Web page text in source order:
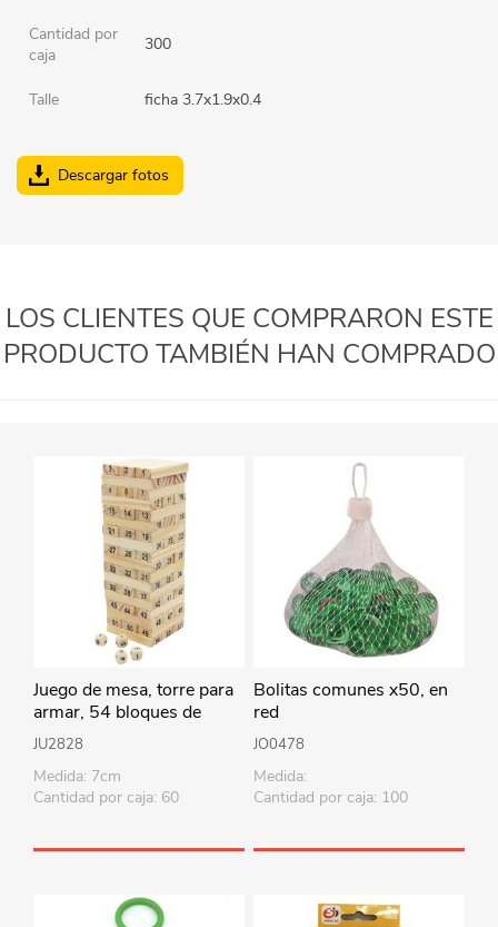
Cantidad por
caja
300
Talle ficha 3.7x1.9x0.4
Descargar fotos
LOS CLIENTES QUE COMPRARON ESTE
PRODUCTO TAMBIÉN HAN COMPRADO
Juego de mesa, torre para
armar, 54 bloques de
madera y 4 dados, en caja
JU2828
Medida: 7cm
Cantidad por caja: 60
Bolitas comunes x50, en
red
JO0478
Medida:
Cantidad por caja: 100